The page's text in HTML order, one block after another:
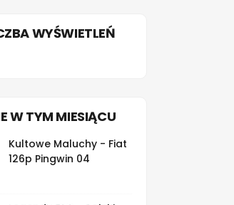
WYŚWIETLEŃ
W TYM MIESIĄCU
Kultowe Maluchy - Fiat
126p Pingwin 04